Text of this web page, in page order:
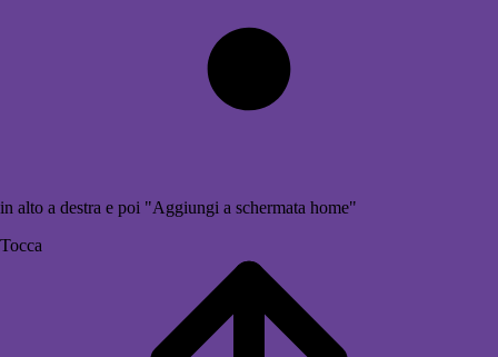
in alto a destra e poi "Aggiungi a schermata home"
Tocca